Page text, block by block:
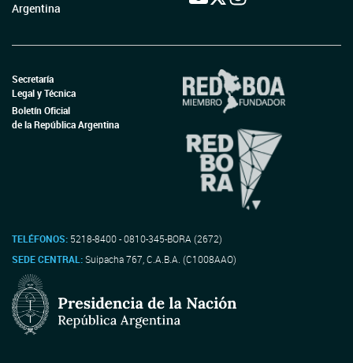
Argentina
Secretaría
Legal y Técnica
Boletín Oficial
de la República Argentina
TELÉFONOS: 5218-8400 - 0810-345-BORA (2672)
SEDE CENTRAL:Suipacha 767, C.A.B.A. (C1008AAO)